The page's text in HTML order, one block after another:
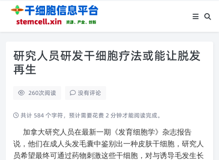
研究人员研发干细胞疗法或能让脱发
再生
260次阅读 没有评论
共计 584 个字符，预计需要花费 2 分钟才能阅读完成。
加拿大研究人员在最新一期《发育细胞学》杂志报告
说，他们在成人头发毛囊中鉴别出一种皮肤干细胞，研究人
员希望最终可通过药物刺激这些干细胞，对与诱导毛发生长